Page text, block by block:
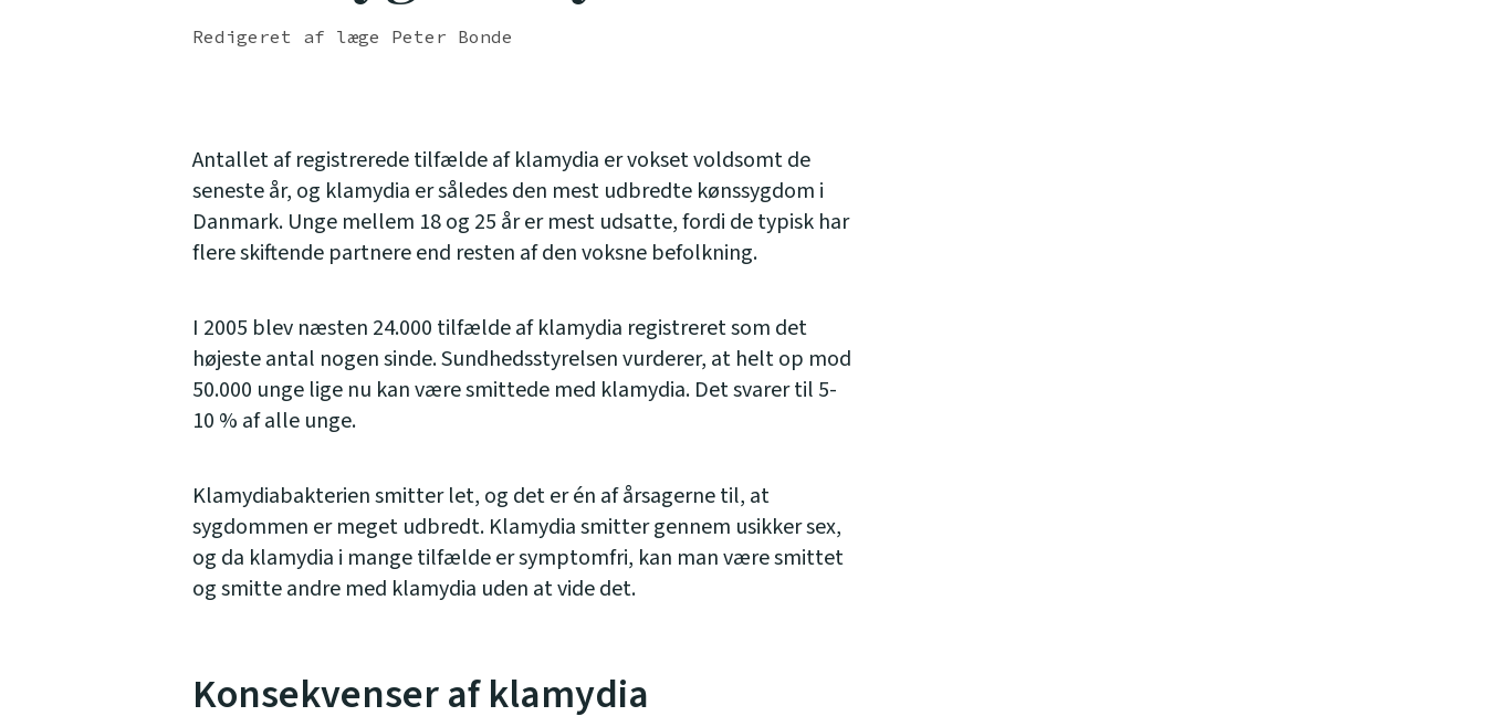
Redigeret af læge Peter Bonde
Antallet af registrerede tilfælde af klamydia er vokset voldsomt de
seneste år, og klamydia er således den mest udbredte kønssygdom i
Danmark. Unge mellem 18 og 25 år er mest udsatte, fordi de typisk har
flere skiftende partnere end resten af den voksne befolkning.
I 2005 blev næsten 24.000 tilfælde af klamydia registreret som det
højeste antal nogen sinde. Sundhedsstyrelsen vurderer, at helt op mod
50.000 unge lige nu kan være smittede med klamydia. Det svarer til 5-
10 % af alle unge.
Klamydiabakterien smitter let, og det er én af årsagerne til, at
sygdommen er meget udbredt. Klamydia smitter gennem usikker sex,
og da klamydia i mange tilfælde er symptomfri, kan man være smittet
og smitte andre med klamydia uden at vide det.
Konsekvenser af klamydia